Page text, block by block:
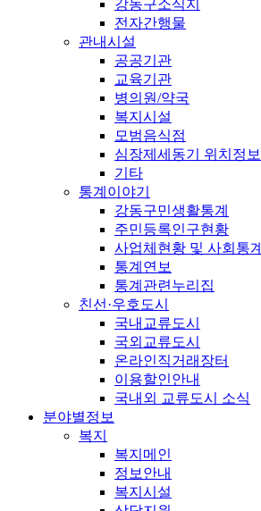
강동구소식지
전자간행물
관내시설
공공기관
교육기관
병의원/약국
복지시설
모범음식점
심장제세동기 위치정보
기타
통계이야기
강동구민생활통계
주민등록인구현황
사업체현황 및 사회통계
통계연보
통계관련누리집
친선·우호도시
국내교류도시
국외교류도시
온라인직거래장터
이용할인안내
국내외 교류도시 소식
분야별정보
복지
복지메인
정보안내
복지시설